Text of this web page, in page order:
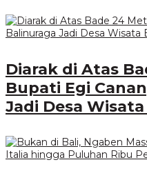
Diarak di Atas
Bupati Egi
Jadi Desa